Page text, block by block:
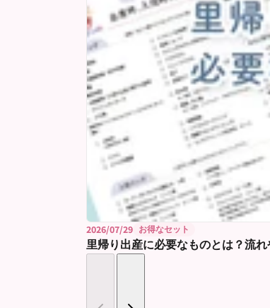
2026/07/29 お得なセット
里帰り出産に必要なものとは？流